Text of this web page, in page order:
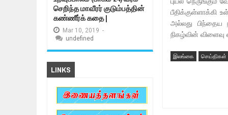
பீதிக்குள்ளாக்கி
அல்லது பிந்தைய
நிகழ்வின் விளைவு
இலங்கை செய்திகள்
செறிந்த மாவீரர் குடும்பத்தின்
கண்ணீர்க் கதை |
Mar 10, 2019 -
undefined
LINKS